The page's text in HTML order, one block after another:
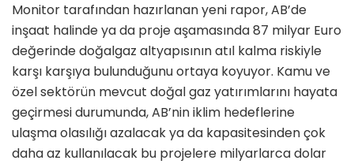
Monitor tarafından hazırlanan yeni rapor, AB’de
inşaat halinde ya da proje aşamasında 87 milyar Euro
değerinde doğalgaz altyapısının atıl kalma riskiyle
karşı karşıya bulunduğunu ortaya koyuyor. Kamu ve
özel sektörün mevcut doğal gaz yatırımlarını hayata
geçirmesi durumunda, AB’nin iklim hedeflerine
ulaşma olasılığı azalacak ya da kapasitesinden çok
daha az kullanılacak bu projelere milyarlarca dolar